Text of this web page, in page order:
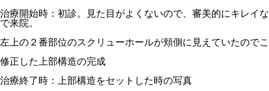
治療開始時：初診。見た目がよくないので、審美的にキレイ
で来院。
左上の２番部位のスクリューホールが頬側に見えていたので
修正した上部構造の完成
治療終了時：上部構造をセットした時の写真